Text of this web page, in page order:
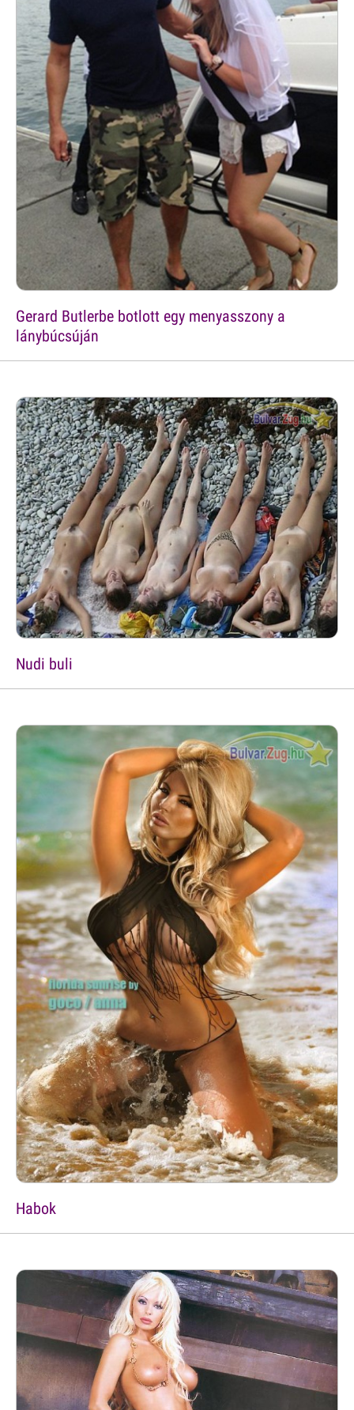
Gerard Butlerbe botlott egy menyasszony a
lánybúcsúján
Nudi buli
Habok